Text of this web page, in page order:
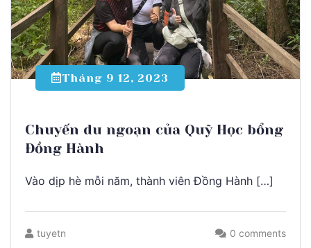
Tháng 9 12, 2023
Chuyến du ngoạn của Quỹ Học bổng
Đồng Hành
Vào dịp hè mỗi năm, thành viên Đồng Hành […]
tuyetn 0 comments